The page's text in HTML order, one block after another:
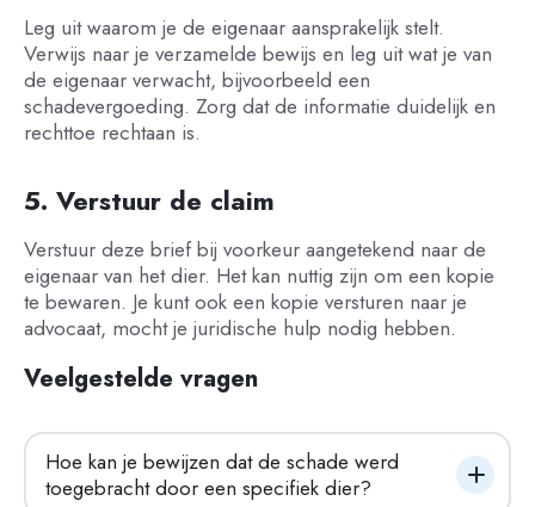
Leg uit waarom je de eigenaar aansprakelijk stelt.
Verwijs naar je verzamelde bewijs en leg uit wat je van
de eigenaar verwacht, bijvoorbeeld een
schadevergoeding. Zorg dat de informatie duidelijk en
rechttoe rechtaan is.
5. Verstuur de claim
Verstuur deze brief bij voorkeur aangetekend naar de
eigenaar van het dier. Het kan nuttig zijn om een kopie
te bewaren. Je kunt ook een kopie versturen naar je
advocaat, mocht je juridische hulp nodig hebben.
Veelgestelde vragen
Hoe kan je bewijzen dat de schade werd
toegebracht door een specifiek dier?